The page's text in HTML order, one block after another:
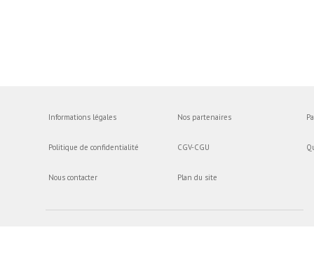
Informations légales
Politique de confidentialité
Nous contacter
Nos partenaires
CGV-CGU
Plan du site